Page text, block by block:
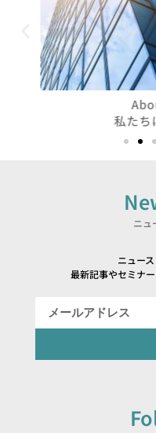
ニュ
ニュー
最新記事やセミナ